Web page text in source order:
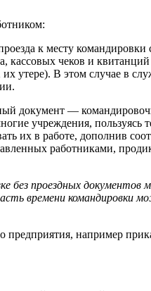
к месту
кассовых чеков и
утере). В этом случае в
документ —
учреждения, пользуясь
их в работе, дополнив
работниками,
проездных документов
времени командировки
предприятия, например